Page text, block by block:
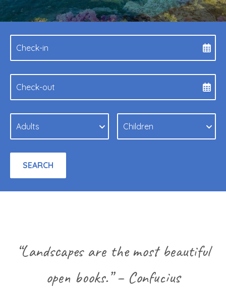
“Landscapes are the most beautiful
open books.” – Confucius